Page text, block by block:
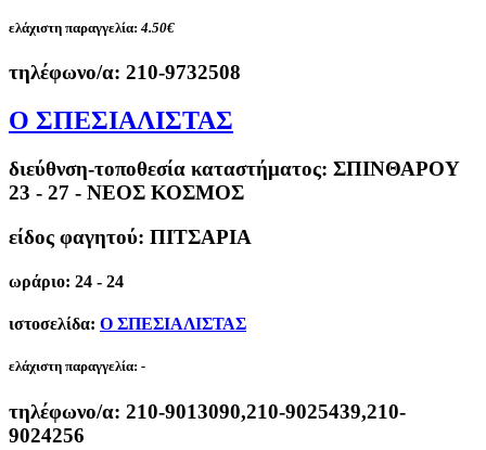
ελάχιστη παραγγελία: 4.50€
τηλέφωνο/α: 210-9732508
Ο ΣΠΕΣΙΑΛΙΣΤΑΣ
διεύθνση-τοποθεσία καταστήματος: ΣΠΙΝΘΑΡΟΥ
23 - 27 - ΝΕΟΣ ΚΟΣΜΟΣ
είδος φαγητού: ΠΙΤΣΑΡΙΑ
ωράριο: 24 - 24
ιστοσελίδα: Ο ΣΠΕΣΙΑΛΙΣΤΑΣ
ελάχιστη παραγγελία: -
τηλέφωνο/α: 210-9013090,210-9025439,210-
9024256